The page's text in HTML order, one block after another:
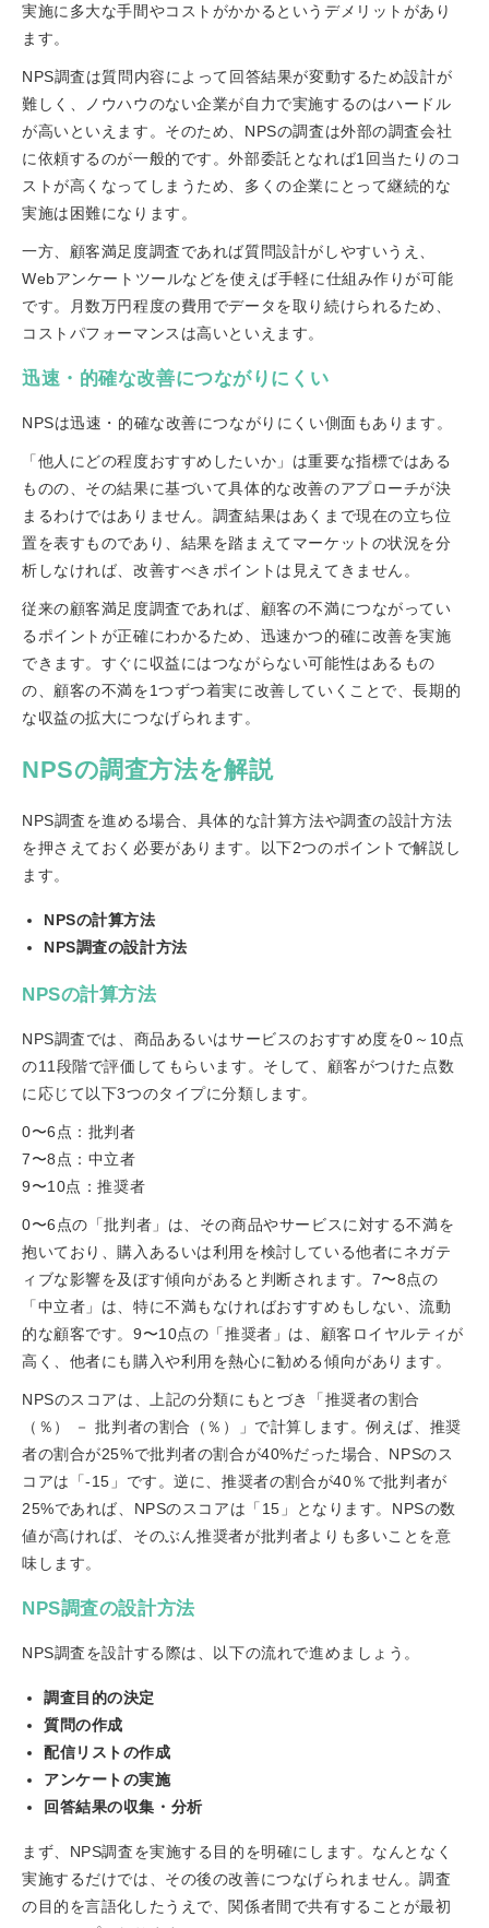
実施に多大な手間やコストがかかるというデメリットがあり
ます。
NPS調査は質問内容によって回答結果が変動するため設計が
難しく、ノウハウのない企業が自力で実施するのはハードル
が高いといえます。そのため、NPSの調査は外部の調査会社
に依頼するのが一般的です。外部委託となれば1回当たりのコ
ストが高くなってしまうため、多くの企業にとって継続的な
実施は困難になります。
一方、顧客満足度調査であれば質問設計がしやすいうえ、
Webアンケートツールなどを使えば手軽に仕組み作りが可能
です。月数万円程度の費用でデータを取り続けられるため、
コストパフォーマンスは高いといえます。
迅速・的確な改善につながりにくい
NPSは迅速・的確な改善につながりにくい側面もあります。
「他人にどの程度おすすめしたいか」は重要な指標ではある
ものの、その結果に基づいて具体的な改善のアプローチが決
まるわけではありません。調査結果はあくまで現在の立ち位
置を表すものであり、結果を踏まえてマーケットの状況を分
析しなければ、改善すべきポイントは見えてきません。
従来の顧客満足度調査であれば、顧客の不満につながってい
るポイントが正確にわかるため、迅速かつ的確に改善を実施
できます。すぐに収益にはつながらない可能性はあるもの
の、顧客の不満を1つずつ着実に改善していくことで、長期的
な収益の拡大につなげられます。
NPSの調査方法を解説
NPS調査を進める場合、具体的な計算方法や調査の設計方法
を押さえておく必要があります。以下2つのポイントで解説し
ます。
NPSの計算方法
NPS調査の設計方法
NPSの計算方法
NPS調査では、商品あるいはサービスのおすすめ度を0～10点
の11段階で評価してもらいます。そして、顧客がつけた点数
に応じて以下3つのタイプに分類します。
0〜6点：批判者
7〜8点：中立者
9〜10点：推奨者
0〜6点の「批判者」は、その商品やサービスに対する不満を
抱いており、購入あるいは利用を検討している他者にネガテ
ィブな影響を及ぼす傾向があると判断されます。7〜8点の
「中立者」は、特に不満もなければおすすめもしない、流動
的な顧客です。9〜10点の「推奨者」は、顧客ロイヤルティが
高く、他者にも購入や利用を熱心に勧める傾向があります。
NPSのスコアは、上記の分類にもとづき「推奨者の割合
（％） － 批判者の割合（％）」で計算します。例えば、推奨
者の割合が25%で批判者の割合が40%だった場合、NPSのス
コアは「-15」です。逆に、推奨者の割合が40％で批判者が
25%であれば、NPSのスコアは「15」となります。NPSの数
値が高ければ、そのぶん推奨者が批判者よりも多いことを意
味します。
NPS調査の設計方法
NPS調査を設計する際は、以下の流れで進めましょう。
調査目的の決定
質問の作成
配信リストの作成
アンケートの実施
回答結果の収集・分析
まず、NPS調査を実施する目的を明確にします。なんとなく
実施するだけでは、その後の改善につなげられません。調査
の目的を言語化したうえで、関係者間で共有することが最初